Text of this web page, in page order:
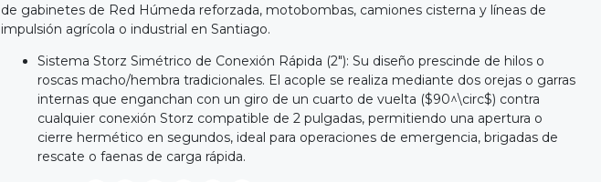
de gabinetes de Red Húmeda reforzada, motobombas, camiones cisterna y líneas de
impulsión agrícola o industrial en Santiago.
Sistema Storz Simétrico de Conexión Rápida (2"): Su diseño prescinde de hilos o
roscas macho/hembra tradicionales. El acople se realiza mediante dos orejas o garras
internas que enganchan con un giro de un cuarto de vuelta ($90^\circ$) contra
cualquier conexión Storz compatible de 2 pulgadas, permitiendo una apertura o
cierre hermético en segundos, ideal para operaciones de emergencia, brigadas de
rescate o faenas de carga rápida.